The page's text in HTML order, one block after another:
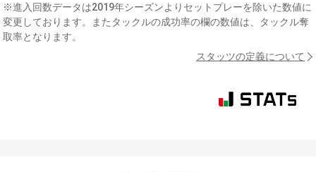
※進入回数データは2019年シーズンよりセットプレーを除いた数値に
変更しております。またタックルの成功率の欄の数値は、タックル奪
取率となります。
スタッツの定義について